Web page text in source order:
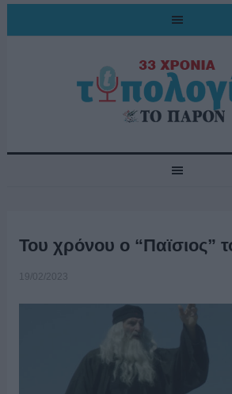
Του χρόνου ο “Παϊσιος”
19/02/2023